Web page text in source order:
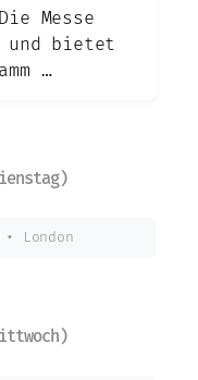
Messe
bietet
…
• London